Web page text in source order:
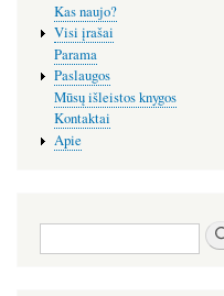
meniu
Kas naujo?
Visi įrašai
Parama
Paslaugos
Mūsų išleistos knygos
Kontaktai
Apie
Paieška